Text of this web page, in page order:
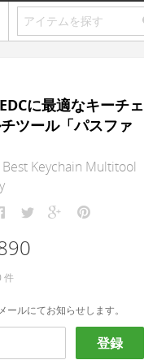
に最適なキーチェ
ツール「パスファ
Keychain Multitool
件
ルにてお知らせします。
登録